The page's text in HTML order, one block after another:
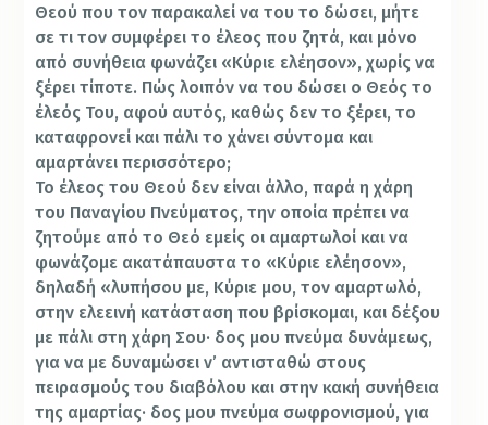
Θεού που τον παρακαλεί να του το δώσει, μήτε
σε τι τον συμφέρει το έλεος που ζητά, και μόνο
από συνήθεια φωνάζει «Κύριε ελέησον», χωρίς να
ξέρει τίποτε. Πώς λοιπόν να του δώσει ο Θεός το
έλεός Του, αφού αυτός, καθώς δεν το ξέρει, το
καταφρονεί και πάλι το χάνει σύντομα και
αμαρτάνει περισσότερο;
Το έλεος του Θεού δεν είναι άλλο, παρά η χάρη
του Παναγίου Πνεύματος, την οποία πρέπει να
ζητούμε από το Θεό εμείς οι αμαρτωλοί και να
φωνάζομε ακατάπαυστα το «Κύριε ελέησον»,
δηλαδή «λυπήσου με, Κύριε μου, τον αμαρτωλό,
στην ελεεινή κατάσταση που βρίσκομαι, και δέξου
με πάλι στη χάρη Σου· δος μου πνεύμα δυνάμεως,
για να με δυναμώσει ν’ αντισταθώ στους
πειρασμούς του διαβόλου και στην κακή συνήθεια
της αμαρτίας· δος μου πνεύμα σωφρονισμού, για